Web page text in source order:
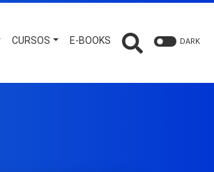
CURSOS E-BOOKS DARK